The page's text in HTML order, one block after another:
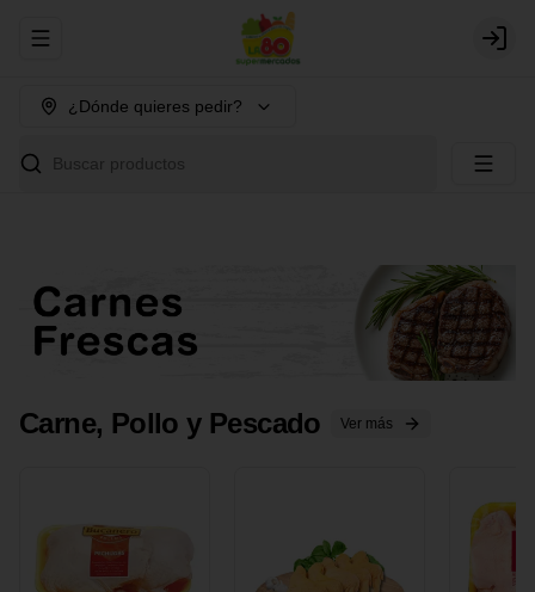
Abrir menu de navegación Login
¿Dónde quieres pedir?
Buscar productos
Carne, Pollo y Pescado Ver más